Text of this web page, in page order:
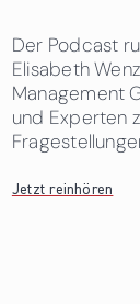
Der Podcast
Elisabeth
Management
und Experten
Jetzt reinhören